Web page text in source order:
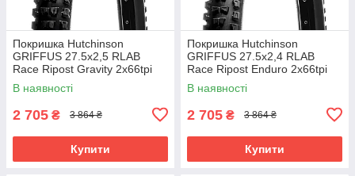
Покришка Hutchinson
GRIFFUS 27.5х2,5 RLAB
Race Ripost Gravity 2x66tpi
Tubeless Ready Складна
Black
В наявності
2 705 ₴ 3 864 ₴
Купити
Покришка Hutchinson
GRIFFUS 27.5х2,4 RLAB
Race Ripost Enduro 2x66tpi
Tubeless Ready Складна
Black
В наявності
2 705 ₴ 3 864 ₴
Купити